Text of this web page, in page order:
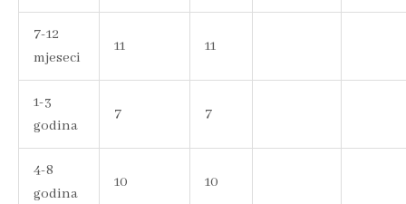
7-12
mjeseci
11 11
1-3
godina
7 7
4-8
godina
10 10